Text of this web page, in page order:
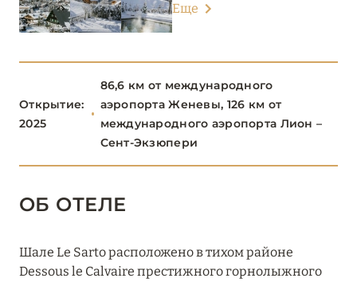
Airelles Val d'Isère
Alpes Hôtel du Pralong
Aman Le Mélézin
Chalet Timeless (Le Strato)
Coeur de Megéve
Еще
Открытие:
2025
86,6 км от международного
аэропорта Женевы, 126 км от
международного аэропорта Лион –
Сент-Экзюпери
ОБ ОТЕЛЕ
Шале Le Sarto расположено в тихом районе
Dessous le Calvaire престижного горнолыжного